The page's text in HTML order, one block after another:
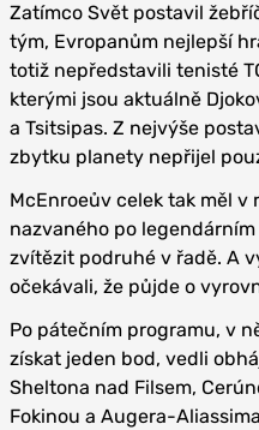
Zatímco Svět postavil
tým, Evropanům nejlepší
totiž nepředstavili tenisté
kterými jsou aktuálně
a Tsitsipas. Z nejvýše
zbytku planety nepřijel
McEnroeův celek tak měl
nazvaného po
zvítězit podruhé v řadě. A
očekávali, že půjde o
Po pátečním programu, v
získat jeden bod, vedli
Sheltona nad Filsem,
Fokinou a Augera-